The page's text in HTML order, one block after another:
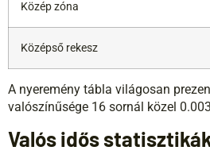
Közép zóna
Középső rekesz
A nyeremény tábla világosan
valószínűsége 16 sornál közel
Valós idős